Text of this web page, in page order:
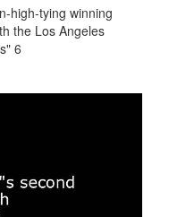
high-tying winning
the Los Angeles
6